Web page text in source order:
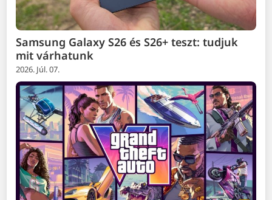
Samsung Galaxy S26 és S26+ teszt: tudjuk
mit várhatunk
2026. Júl. 07.